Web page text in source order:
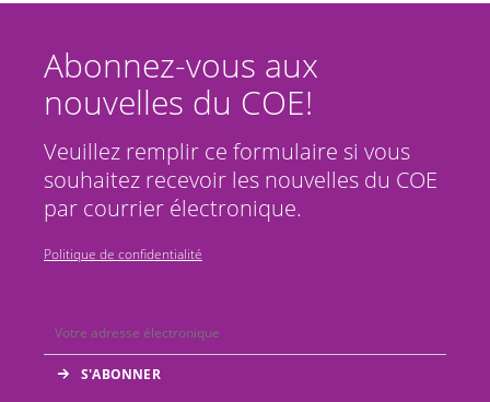
Abonnez-vous aux
nouvelles du COE!
Veuillez remplir ce formulaire si vous
souhaitez recevoir les nouvelles du COE
par courrier électronique.
Politique de confidentialité